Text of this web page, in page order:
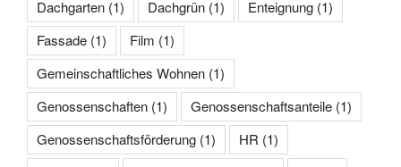
Dachgarten (1) Dachgrün (1) Enteignung (1)
Fassade (1) Film (1)
Gemeinschaftliches Wohnen (1)
Genossenschaften (1) Genossenschaftsanteile (1)
Genossenschaftsförderung (1) HR (1)